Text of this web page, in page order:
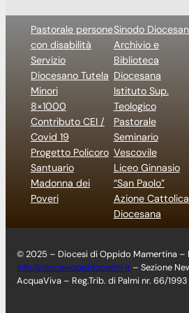
Pastorale persone
con disabilità
Servizio
Diocesano Tutela
Minori
8×1000
Contributo CEI /
Covid 19
Progetto Policoro
Santuario
Madonna dei
Poveri
Sinodo
Archivio e
Biblioteca
Diocesana
Istituto Sup.
Teologico
Pastorale
Seminario
Vescovile
Liceo Ginnasio
“San Paolo”
Azione Cattolica
Diocesana
© 2025 – Diocesi di Oppido Mamertina –
info@diocesioppidopalmi.it – Sezione
AcquaViva – Reg.Trib. di Palmi nr. 66/1993